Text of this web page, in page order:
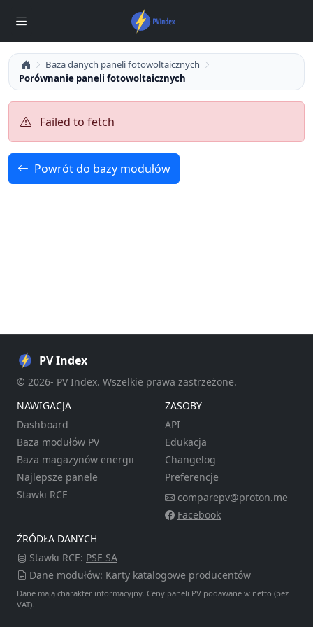
Baza danych paneli fotowoltaicznych
Porównanie paneli fotowoltaicznych
Failed to fetch
Powrót do bazy modułów
PV Index
© 2026- PV Index. Wszelkie prawa zastrzeżone.
NAWIGACJA
Dashboard
Baza modułów PV
Baza magazynów energii
Najlepsze panele
Stawki RCE
ZASOBY
API
Edukacja
Changelog
Preferencje
comparepv@proton.me
Facebook
ŹRÓDŁA DANYCH
Stawki RCE: PSE SA
Dane modułów: Karty katalogowe producentów
Dane mają charakter informacyjny. Ceny paneli PV podawane w netto (bez
VAT).